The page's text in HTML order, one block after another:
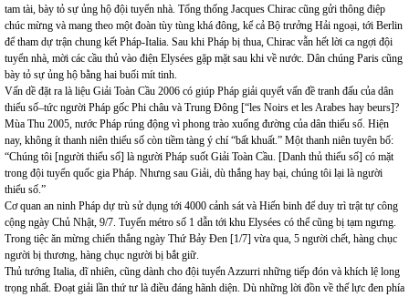
tam tài, bày tỏ sự ủng hộ đội tuyển nhà. Tổng thống Jacques Chirac cũng gửi thông điệp
chúc mừng và mang theo một đoàn tùy tùng khá đông, kể cả Bộ trưởng Hải ngoại, tới Berlin
để tham dự trận chung kết Pháp-Italia. Sau khi Pháp bị thua, Chirac vẫn hết lời ca ngợi đội
tuyển nhà, mời các cầu thủ vào điện Elysées gặp mặt sau khi về nước. Dân chúng Paris cũng
bày tỏ sự ủng hộ bằng hai buối mít tinh.
Vấn dề đặt ra là liệu Giải Toàn Cầu 2006 có giúp Pháp giải quyết vấn đề tranh đấu của dân
thiểu số–tức người Pháp gốc Phi châu và Trung Đông [“les Noirs et les Arabes hay beurs]?
Mùa Thu 2005, nước Pháp rúng động vì phong trào xuống đường của dân thiếu số. Hiện
nay, không ít thanh niên thiểu số còn tiềm tàng ý chí “bất khuất.” Một thanh niên tuyên bố:
“Chúng tôi [người thiểu số] là người Pháp suốt Giải Toàn Cầu. [Danh thủ thiểu số] có mặt
trong đội tuyển quốc gia Pháp. Nhưng sau Giải, dù thắng hay bại, chúng tôi lại là người
thiểu số.”
Cơ quan an ninh Pháp dự trù sử dụng tới 4000 cảnh sát và Hiến binh để duy trì trật tự công
cộng ngày Chủ Nhật, 9/7. Tuyến métro số 1 dẫn tới khu Elysées có thể cũng bị tạm ngưng.
Trong tiệc ăn mừng chiến thắng ngày Thứ Bảy Đen [1/7] vừa qua, 5 người chết, hàng chục
người bị thương, hàng chục người bị bắt giữ.
Thủ tướng Italia, dĩ nhiên, cũng dành cho đội tuyển Azzurri những tiếp đón và khích lệ long
trọng nhất. Đoạt giải lần thứ tư là điều đáng hãnh diện. Dù những lời đồn về thế lực đen phía